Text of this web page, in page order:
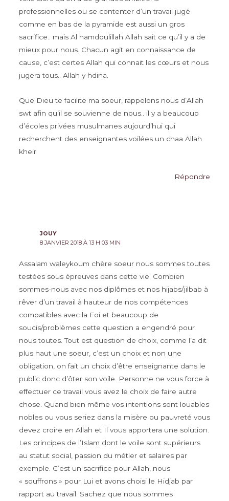
professionnelles ou se contenter d’un travail jugé
comme en bas de la pyramide est aussi un gros
sacrifice.. mais Al hamdoulillah Allah sait ce qu’il y a de
mieux pour nous. Chacun agit en connaissance de
cause, c’est certes Allah qui connait les cœurs et nous
jugera tous.. Allah y hdina.
Que Dieu te facilite ma soeur, rappelons nous d’Allah
swt afin qu’il se souvienne de nous.. il y a beaucoup
d’écoles privées musulmanes aujourd’hui qui
recherchent des enseignantes voilées un chaa Allah
kheir
Répondre
JOUY
8 JANVIER 2018 À 13 H 03 MIN
Assalam waleykoum chère soeur nous sommes toutes
testées sous épreuves dans cette vie. Combien
sommes-nous avec nos diplômes et nos hijabs/jilbab à
rêver d’un travail à hauteur de nos compétences
compatibles avec la Foi et beaucoup de
soucis/problèmes cette question a engendré pour
nous toutes. Tout est question de choix, comme l’a dit
plus haut une soeur, c’est un choix et non une
obligation, on fait un choix d’être enseignante dans le
public donc d’ôter son voile. Personne ne vous force à
effectuer ce travail vous avez le choix de faire autre
chose. Quand bien même vos intentions sont louables
nobles ou vous seriez dans la misère ou pauvreté vous
devez croire en Allah et Il vous apportera une solution.
Les principes de l’Islam dont le voile sont supérieurs
au statut social, passion du métier et salaires par
exemple. C’est un sacrifice pour Allah, nous
« souffrons » pour Lui et avons choisi le Hidjab par
rapport au travail. Sachez que nous sommes